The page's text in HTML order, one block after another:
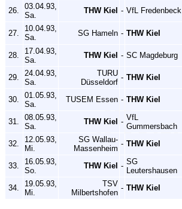
26.
03.04.93,
Sa.
THW Kiel - VfL Fredenbeck
27.
10.04.93,
Sa.
SG Hameln - THW Kiel
28.
17.04.93,
Sa.
THW Kiel - SC Magdeburg
29.
24.04.93,
Sa.
TURU
Düsseldorf
- THW Kiel
30.
01.05.93,
Sa.
TUSEM Essen - THW Kiel
31.
08.05.93,
Sa.
THW Kiel - VfL
Gummersbach
32.
12.05.93,
Mi.
SG Wallau-
Massenheim
- THW Kiel
33.
16.05.93,
So.
THW Kiel - SG
Leutershausen
34.
19.05.93,
Mi.
TSV
Milbertshofen
- THW Kiel